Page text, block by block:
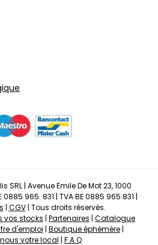
| Avenue Emile De Mot 23, 1000
831 | TVA BE 0885.965.831 |
| CGV| Tous droits réservés.
vos stocks | Partenaires | Catalogue
d'emploi | Boutique éphémère|
votre local | F.A.Q